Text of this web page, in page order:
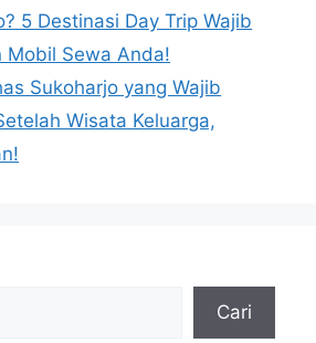
5 Destinasi Day Trip Wajib
Mobil Sewa Anda!
Sukoharjo yang Wajib
Wisata Keluarga,
Cari